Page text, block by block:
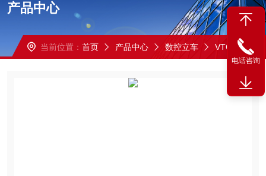
产品中心
当前位置： 首页 产品中心 数控立车 VTC-500数控立车
电话咨询